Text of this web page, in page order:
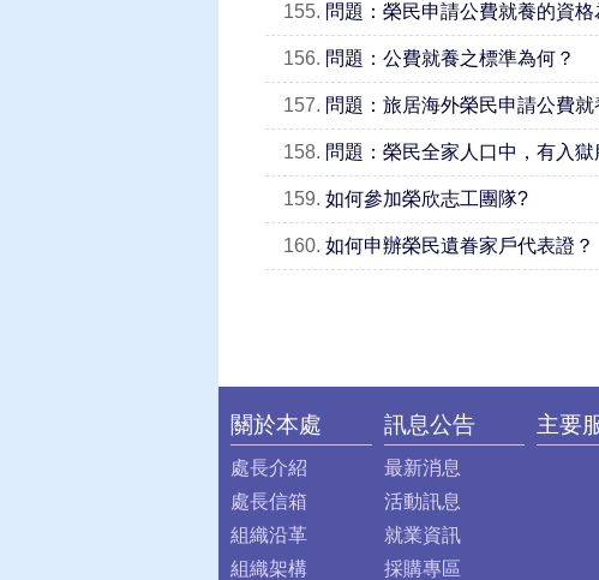
155. 問題：榮民申請公費就養的資格
156. 問題：公費就養之標準為何？
157. 問題：旅居海外榮民申請公費
158. 問題：榮民全家人口中，有入
159. 如何參加榮欣志工團隊?
160. 如何申辦榮民遺眷家戶代表證？
:::
關於本處
處長介紹
處長信箱
組織沿革
組織架構
訊息公告
最新消息
活動訊息
就業資訊
採購專區
主要